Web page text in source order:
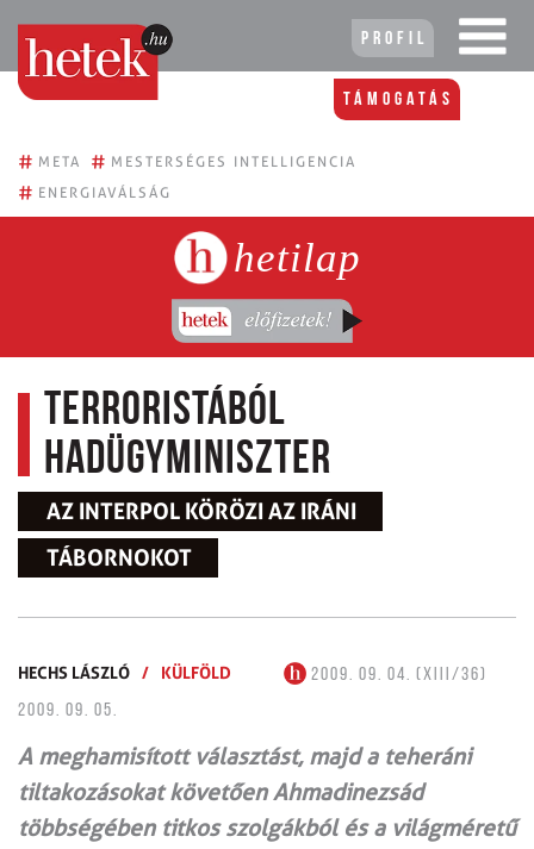
Profil
Támogatás
# META # MESTERSÉGES INTELLIGENCIA
# ENERGIAVÁLSÁG
hetilap
Terroristából
hadügyminiszter
AZ INTERPOL KÖRÖZI AZ IRÁNI
TÁBORNOKOT
HECHS LÁSZLÓ / KÜLFÖLD
2009. 09. 04. (XIII/36)
2009. 09. 05.
A meghamisított választást, majd a teheráni
tiltakozásokat követően Ahmadinezsád
többségében titkos szolgákból és a világméretű